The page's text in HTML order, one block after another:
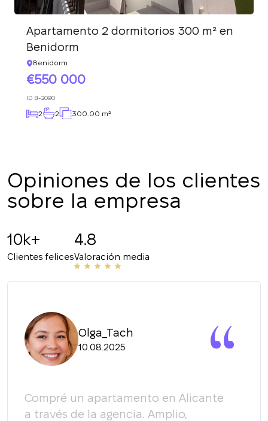
Apartamento 2 dormitorios 300 m² en
Benidorm
Benidorm
550 000
ID B-2090
2 2 300.00 m²
Opiniones de los clientes
sobre la empresa
10k+
Clientes felices
4.8
Valoración media
Olga_Tach
10.08.2025
Compré un apartamento en Alicante
a través de la agencia. Amplio,
Hemos recibido su
solicitud y le
responderemos en
breve.
¡Gracias!
La suscripción a las actualizaciones se ha
en contacto con usted en breve.
UKRAINE
+380
DEVUÉLVAME LA LLAMADA